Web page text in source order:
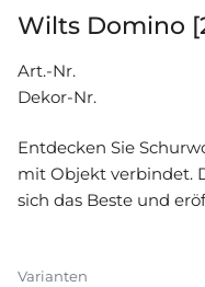
Wilts Domino
Art.-Nr.
Dekor-Nr.
Entdecken Sie
mit Objekt verbindet.
sich das Beste und
Varianten